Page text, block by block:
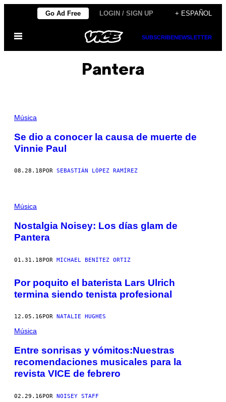
contenido
Go Ad Free LOGIN / SIGN UP + ESPAÑOL
Abrir
SUBSCRIBENEWSLETTER
Pantera
Música
Se dio a conocer la causa de muerte de
Vinnie Paul
08.28.18 POR SEBASTIÁN LÓPEZ RAMÍREZ
Música
Nostalgia Noisey: Los días glam de
Pantera
01.31.18POR MICHAEL BENÍTEZ ORTIZ
Por poquito el baterista Lars Ulrich
termina siendo tenista profesional
12.05.16 POR NATALIE HUGHES
Música
Entre sonrisas y vómitos:Nuestras
recomendaciones musicales para la
revista VICE de febrero
02.29.16POR NOISEY STAFF